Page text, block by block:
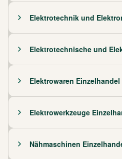
Elektrotechnik und
Elektrotechnische und
Elektrowaren Einzelhandel
Elektrowerkzeuge
Nähmaschinen